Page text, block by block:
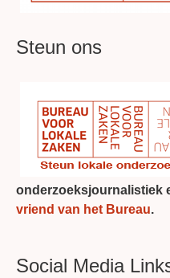
Steun ons
onderzoeksjournalistiek
vriend van het Bureau.
Social Media